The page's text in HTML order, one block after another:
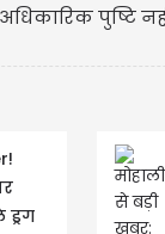
पुष्टि